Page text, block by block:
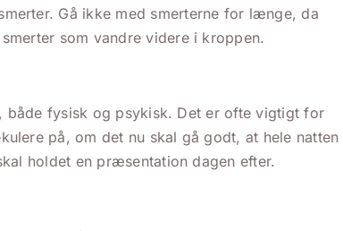
Gå ikke med smerterne for længe, da
som vandre videre i kroppen.
både fysisk og psykisk. Det er ofte vigtigt for
på, om det nu skal gå godt, at hele natten
holdet en præsentation dagen efter.